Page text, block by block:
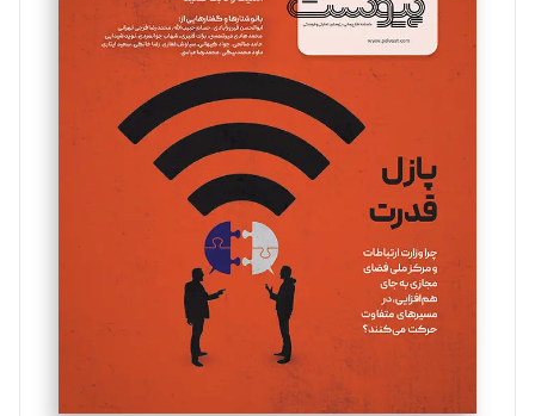
مینا پاکدل
یسنا امان‌پور
تحریریه
ملینا جعفری
تحریریه
مصطفی مسجدی آرانی